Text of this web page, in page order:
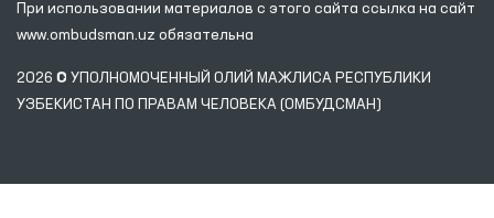
При использовании материалов с этого сайта ссылка на сайт
www.ombudsman.uz обязательна
2026 © УПОЛНОМОЧЕННЫЙ ОЛИЙ МАЖЛИСА РЕСПУБЛИКИ
УЗБЕКИСТАН ПО ПРАВАМ ЧЕЛОВЕКА (ОМБУДСМАН)